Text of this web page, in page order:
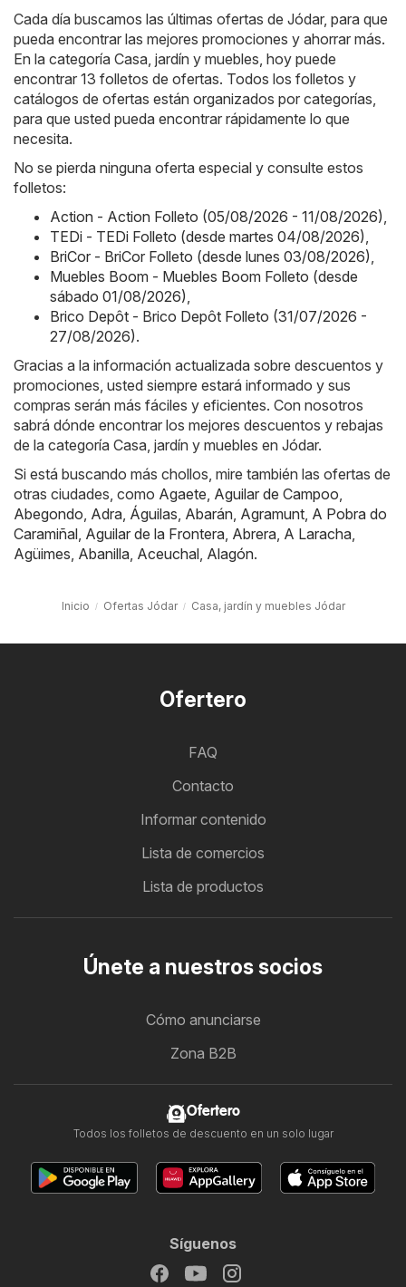
Cada día buscamos las últimas ofertas de Jódar, para que
pueda encontrar las mejores promociones y ahorrar más.
En la categoría Casa, jardín y muebles, hoy puede
encontrar 13 folletos de ofertas. Todos los folletos y
catálogos de ofertas están organizados por categorías,
para que usted pueda encontrar rápidamente lo que
necesita.
No se pierda ninguna oferta especial y consulte estos
folletos:
Action - Action Folleto (05/08/2026 - 11/08/2026)
TEDi - TEDi Folleto (desde martes 04/08/2026)
BriCor - BriCor Folleto (desde lunes 03/08/2026)
Muebles Boom - Muebles Boom Folleto (desde
sábado 01/08/2026)
Brico Depôt - Brico Depôt Folleto (31/07/2026 -
27/08/2026).
Gracias a la información actualizada sobre descuentos y
promociones, usted siempre estará informado y sus
compras serán más fáciles y eficientes. Con nosotros
sabrá dónde encontrar los mejores descuentos y rebajas
de la categoría Casa, jardín y muebles en Jódar.
Si está buscando más chollos, mire también las ofertas de
otras ciudades, como Agaete Aguilar de Campoo
Abegondo Adra Águilas Abarán Agramunt A Pobra do
Caramiñal Aguilar de la Frontera Abrera A Laracha
Agüimes Abanilla Aceuchal Alagón.
Inicio Ofertas Jódar Casa, jardín y muebles Jódar
Ofertero
FAQ
Contacto
Informar contenido
Lista de comercios
Lista de productos
Únete a nuestros socios
Cómo anunciarse
Zona B2B
Ofertero
Todos los folletos de descuento en un solo lugar
Síguenos